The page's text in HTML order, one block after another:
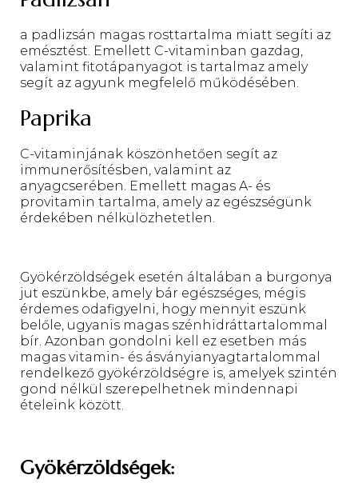
a padlizsán magas rosttartalma miatt segíti az
emésztést. Emellett C-vitaminban gazdag,
valamint fitotápanyagot is tartalmaz amely
segít az agyunk megfelelő működésében.
Paprika
C-vitaminjának köszönhetően segít az
immunerősítésben, valamint az
anyagcserében. Emellett magas A- és
provitamin tartalma, amely az egészségünk
érdekében nélkülözhetetlen.
Gyökérzöldségek esetén általában a burgonya
jut eszünkbe, amely bár egészséges, mégis
érdemes odafigyelni, hogy mennyit eszünk
belőle, ugyanis magas szénhidráttartalommal
bír. Azonban gondolni kell ez esetben más
magas vitamin- és ásványianyagtartalommal
rendelkező gyökérzöldségre is, amelyek szintén
gond nélkül szerepelhetnek mindennapi
ételeink között.
Gyökérzöldségek: